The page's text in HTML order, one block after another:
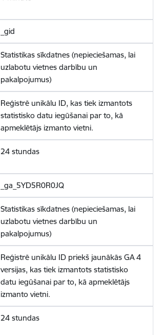
_gid
Statistikas sīkdatnes (nepieciešamas, lai
uzlabotu vietnes darbību un
pakalpojumus)
Reģistrē unikālu ID, kas tiek izmantots
statistisko datu iegūšanai par to, kā
apmeklētājs izmanto vietni.
24 stundas
_ga_5YD5R0R0JQ
Statistikas sīkdatnes (nepieciešamas, lai
uzlabotu vietnes darbību un
pakalpojumus)
Reģistrē unikālu ID priekš jaunākās GA 4
versijas, kas tiek izmantots statistisko
datu iegūšanai par to, kā apmeklētājs
izmanto vietni.
24 stundas